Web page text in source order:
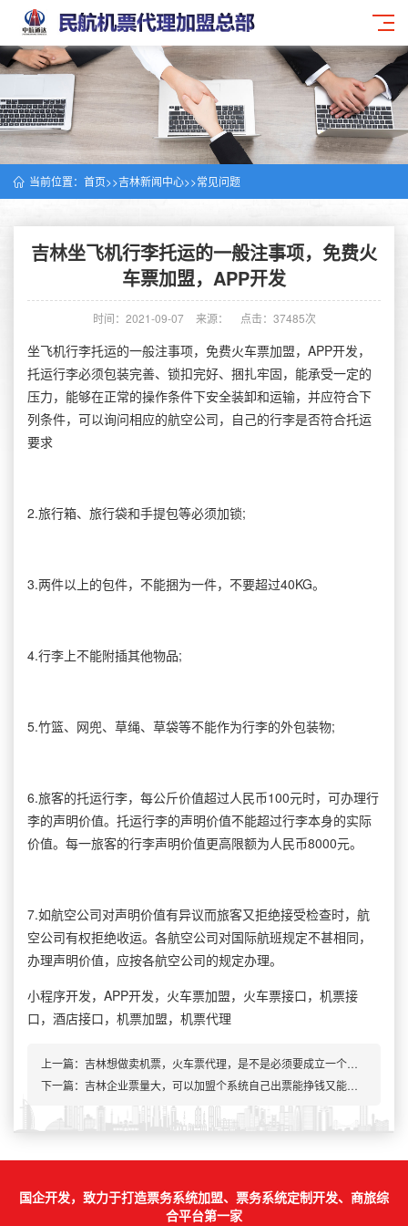
当前位置： 首页>>吉林新闻中心>>常见问题
吉林坐飞机行李托运的一般注事项，免费火
车票加盟，APP开发
时间：2021-09-07 来源： 点击：37485次
坐飞机行李托运的一般注事项，免费火车票加盟，APP开发，
托运行李必须包装完善、锁扣完好、捆扎牢固，能承受一定的
压力，能够在正常的操作条件下安全装卸和运输，并应符合下
列条件，可以询问相应的航空公司，自己的行李是否符合托运
要求
2.旅行箱、旅行袋和手提包等必须加锁;
3.两件以上的包件，不能捆为一件，不要超过40KG。
4.行李上不能附插其他物品;
5.竹篮、网兜、草绳、草袋等不能作为行李的外包装物;
6.旅客的托运行李，每公斤价值超过人民币100元时，可办理行
李的声明价值。托运行李的声明价值不能超过行李本身的实际
价值。每一旅客的行李声明价值更高限额为人民币8000元。
7.如航空公司对声明价值有异议而旅客又拒绝接受检查时，航
空公司有权拒绝收运。各航空公司对国际航班规定不甚相同，
办理声明价值，应按各航空公司的规定办理。
小程序开发，APP开发，火车票加盟，火车票接口，机票接
口，酒店接口，机票加盟，机票代理
上一篇： 吉林想做卖机票，火车票代理，是不是必须要成立一个公司
下一篇：吉林企业票量大，可以加盟个系统自己出票能挣钱又能省钱
国企开发，致力于打造票务系统加盟、票务系统定制开发、商旅综
合平台第一家